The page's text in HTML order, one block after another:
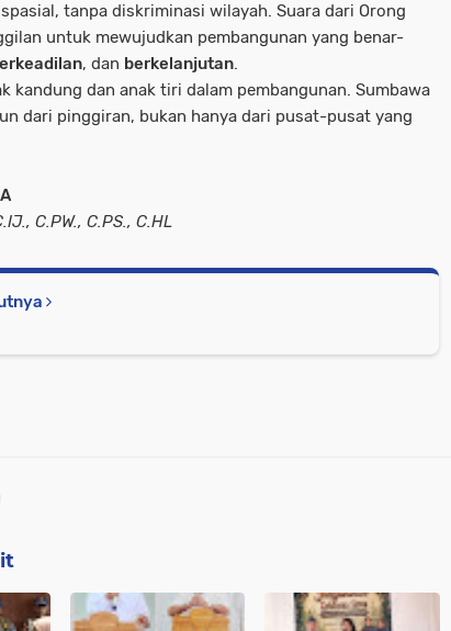
tanpa diskriminasi wilayah. Suara dari Orong
untuk mewujudkan pembangunan yang benar-
, dan berkelanjutan.
kandung dan anak tiri dalam pembangunan. Sumbawa
dari pinggiran, bukan hanya dari pusat-pusat yang
C.PW., C.PS., C.HL